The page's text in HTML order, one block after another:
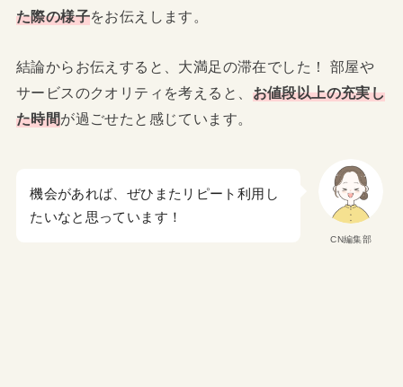
た際の様子をお伝えします。
結論からお伝えすると、大満足の滞在でした！ 部屋や
サービスのクオリティを考えると、 お値段以上の充実し
た時間が過ごせたと感じています。
CN編集部
機会があれば、ぜひまたリピート利用し
たいなと思っています！